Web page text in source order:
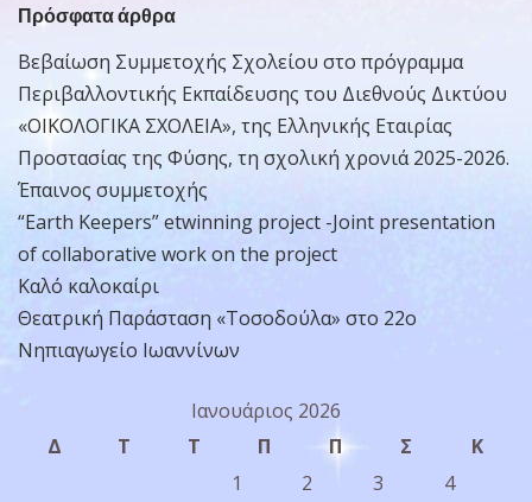
Πρόσφατα άρθρα
Βεβαίωση Συμμετοχής Σχολείου στο πρόγραμμα
Περιβαλλοντικής Εκπαίδευσης του Διεθνούς Δικτύου
«ΟΙΚΟΛΟΓΙΚΑ ΣΧΟΛΕΙΑ», της Ελληνικής Εταιρίας
Προστασίας της Φύσης, τη σχολική χρονιά 2025-2026.
Έπαινος συμμετοχής
“Earth Keepers” etwinning project -Joint presentation
of collaborative work on the project
Καλό καλοκαίρι
Θεατρική Παράσταση «Τοσοδούλα» στο 22ο
Νηπιαγωγείο Ιωαννίνων
Ιανουάριος 2026
Δ
Τ Τ Π Π Σ
Κ
1
2 3
4